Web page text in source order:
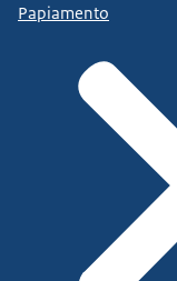
Papiamento